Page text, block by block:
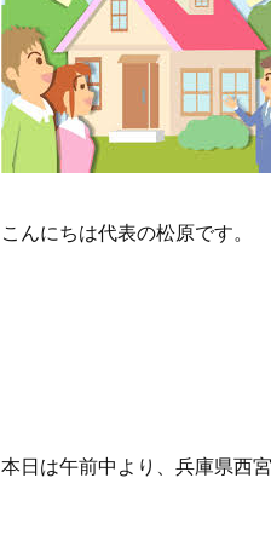
こんにちは代表の松原です。
本日は午前中より、兵庫県西